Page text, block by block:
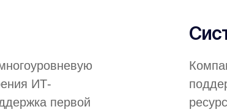
ИТ-
первой